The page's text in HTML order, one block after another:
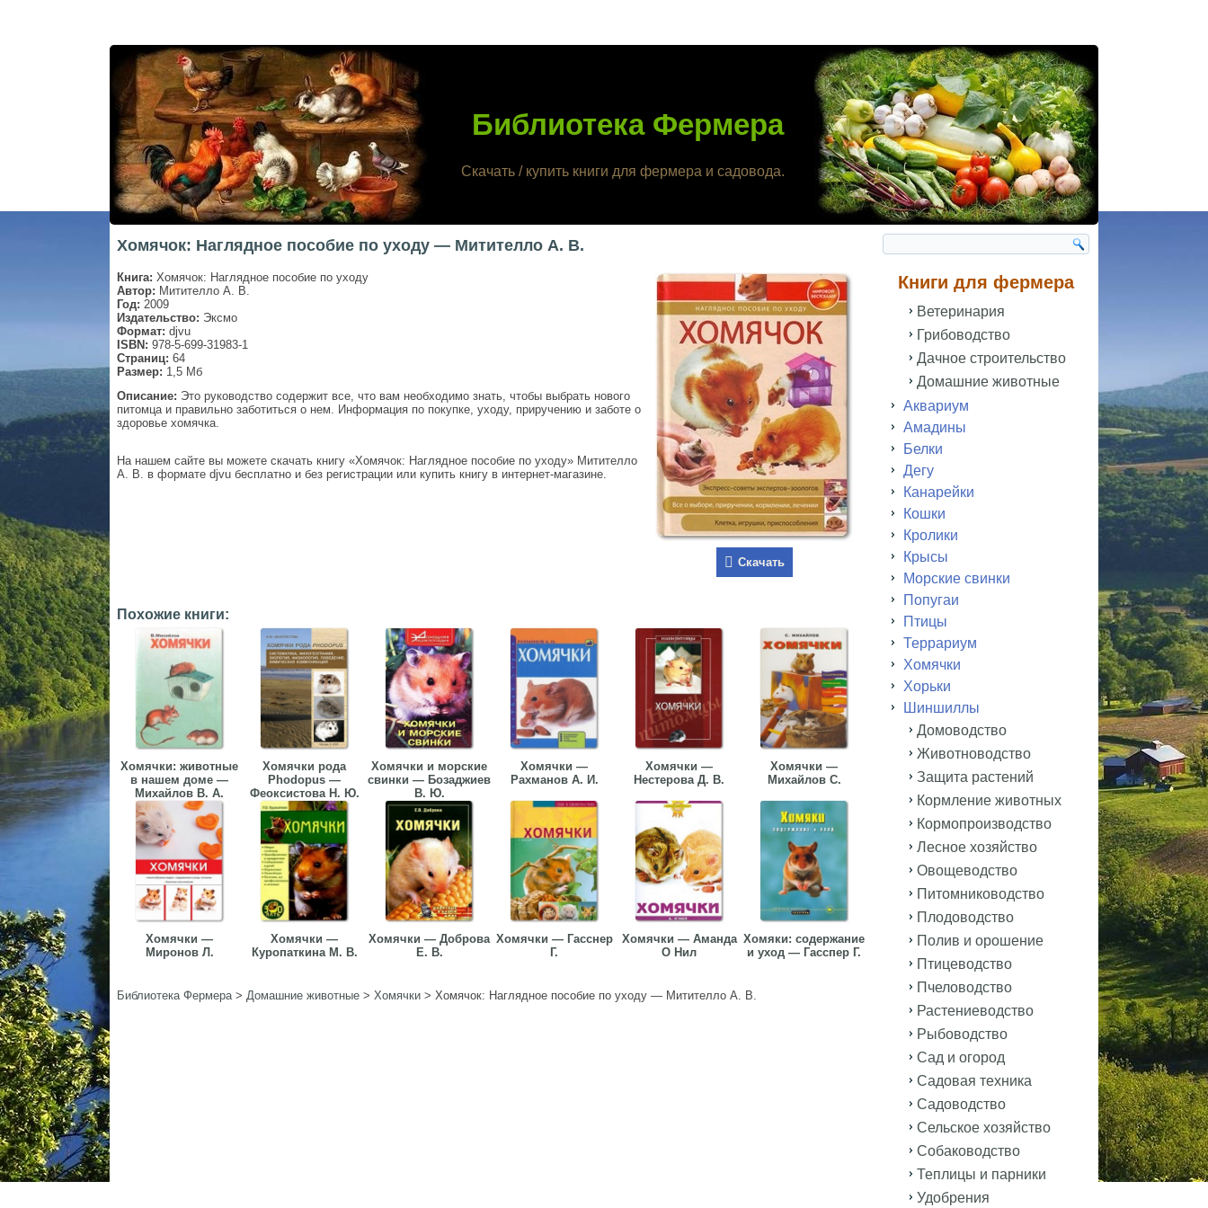
Библиотека Фермера
Скачать / купить книги для фермера и садовода.
Хомячок: Наглядное пособие по уходу — Митителло А. В.
Скачать
Книга: Хомячок: Наглядное пособие по уходу
Автор: Митителло А. В.
Год: 2009
Издательство: Эксмо
Формат: djvu
ISBN: 978-5-699-31983-1
Страниц: 64
Размер: 1,5 Мб
Описание: Это руководство содержит все, что вам необходимо знать, чтобы выбрать нового
питомца и правильно заботиться о нем. Информация по покупке, уходу, приручению и заботе о
здоровье хомячка.
На нашем сайте вы можете скачать книгу «Хомячок: Наглядное пособие по уходу» Митителло
А. В. в формате djvu бесплатно и без регистрации или купить книгу в интернет-магазине.
Похожие книги:
Хомячки: животные
в нашем доме —
Михайлов В. А.
Хомячки рода
Phodopus —
Феоксистова Н. Ю.
Хомячки и морские
свинки — Бозаджиев
В. Ю.
Хомячки —
Рахманов А. И.
Хомячки —
Нестерова Д. В.
Хомячки —
Михайлов С.
Хомячки —
Миронов Л.
Хомячки —
Куропаткина М. В.
Хомячки — Доброва
Е. В.
Хомячки — Гасснер
Г.
Хомячки — Аманда
О Нил
Хомяки: содержание
и уход — Гасспер Г.
Библиотека Фермера> Домашние животные > Хомячки > Хомячок: Наглядное пособие по уходу — Митителло А. В.
Книги для фермера
Ветеринария
Грибоводство
Дачное строительство
Домашние животные
Аквариум
Амадины
Белки
Дегу
Канарейки
Кошки
Кролики
Крысы
Морские свинки
Попугаи
Птицы
Террариум
Хомячки
Хорьки
Шиншиллы
Домоводство
Животноводство
Защита растений
Кормление животных
Кормопроизводство
Лесное хозяйство
Овощеводство
Питомниководство
Плодоводство
Полив и орошение
Птицеводство
Пчеловодство
Растениеводство
Рыбоводство
Сад и огород
Садовая техника
Садоводство
Сельское хозяйство
Собаководство
Теплицы и парники
Удобрения